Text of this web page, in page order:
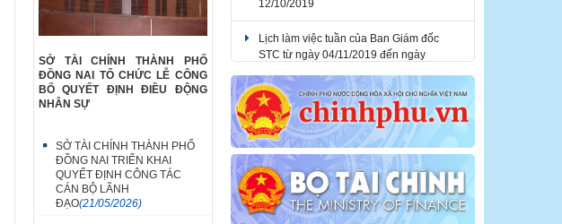
SỞ TÀI CHÍNH THÀNH PHỐ
ĐỒNG NAI TỔ CHỨC LỄ CÔNG
BỐ QUYẾT ĐỊNH ĐIỀU ĐỘNG
NHÂN SỰ
SỞ TÀI CHÍNH THÀNH PHỐ
ĐỒNG NAI TRIỂN KHAI
QUYẾT ĐỊNH CÔNG TÁC
CÁN BỘ LÃNH
ĐẠO(21/05/2026)
STC từ ngày 04/11/2019 đến ngày
08/11/2019
Lịch làm việc tuần của Ban Giám đốc
STC từ ngày 07/10/2019 đến ngày
12/10/2019